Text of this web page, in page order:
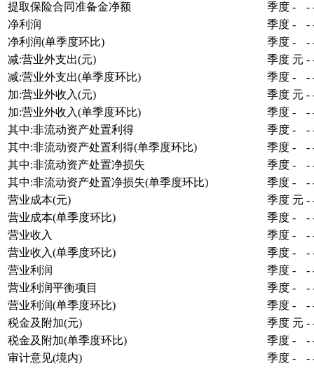
提取保险合同准备金净额 季度 - -
净利润
季度 - -
净利润(单季度环比)
季度 - -
减:营业外支出(元)
季度 元 -
减:营业外支出(单季度环比)
季度 - -
加:营业外收入(元)
季度 元 -
加:营业外收入(单季度环比)
季度 - -
其中:非流动资产处置利得
季度 - -
其中:非流动资产处置利得(单季度环比)
季度 - -
其中:非流动资产处置净损失
季度 - -
其中:非流动资产处置净损失(单季度环比)
季度 - -
营业成本(元)
季度 元 -
营业成本(单季度环比)
季度 - -
营业收入
季度 - -
营业收入(单季度环比)
季度 - -
营业利润
季度 - -
营业利润平衡项目
季度 - -
营业利润(单季度环比)
季度 - -
税金及附加(元)
季度 元 -
税金及附加(单季度环比)
季度 - -
审计意见(境内)
季度 - -